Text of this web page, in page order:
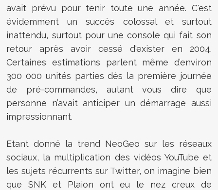
avait prévu pour tenir toute une année. C'est
évidemment un succès colossal et surtout
inattendu, surtout pour une console qui fait son
retour après avoir cessé d'exister en 2004.
Certaines estimations parlent même d’environ
300 000 unités parties dès la première journée
de pré-commandes, autant vous dire que
personne n’avait anticiper un démarrage aussi
impressionnant.
Etant donné la trend NeoGeo sur les réseaux
sociaux, la multiplication des vidéos YouTube et
les sujets récurrents sur Twitter, on imagine bien
que SNK et Plaion ont eu le nez creux de